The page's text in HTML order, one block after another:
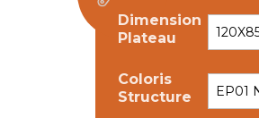
Dimension
Plateau
Coloris
Structure